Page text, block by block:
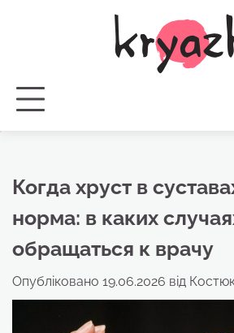
Когда хруст в
норма: в каких
обращаться к врачу
Опубліковано 19.06.2026 від